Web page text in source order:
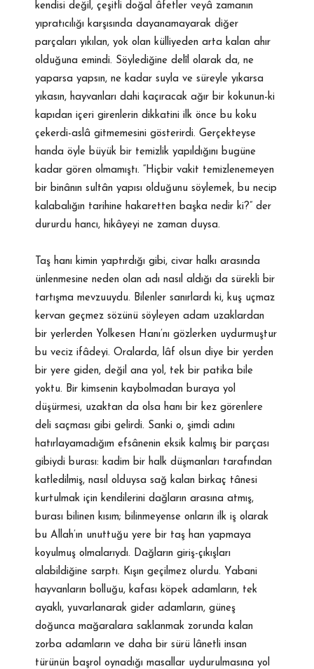
kendisi değil, çeşitli doğal âfetler veyâ zamanın
yıpratıcılığı karşısında dayanamayarak diğer
parçaları yıkılan, yok olan külliyeden arta kalan ahır
olduğuna emindi. Söylediğine delîl olarak da, ne
yaparsa yapsın, ne kadar suyla ve süreyle yıkarsa
yıkasın, hayvanları dahi kaçıracak ağır bir kokunun-ki
kapıdan içeri girenlerin dikkatini ilk önce bu koku
çekerdi-aslâ gitmemesini gösterirdi. Gerçekteyse
handa öyle büyük bir temizlik yapıldığını bugüne
kadar gören olmamıştı. “Hiçbir vakit temizlenemeyen
bir binânın sultân yapısı olduğunu söylemek, bu necip
kalabalığın tarihine hakaretten başka nedir ki?” der
dururdu hancı, hikâyeyi ne zaman duysa.
Taş hanı kimin yaptırdığı gibi, civar halkı arasında
ünlenmesine neden olan adı nasıl aldığı da sürekli bir
tartışma mevzuuydu. Bilenler sanırlardı ki, kuş uçmaz
kervan geçmez sözünü söyleyen adam uzaklardan
bir yerlerden Yolkesen Hanı’nı gözlerken uydurmuştur
bu veciz ifâdeyi. Oralarda, lâf olsun diye bir yerden
bir yere giden, değil ana yol, tek bir patika bile
yoktu. Bir kimsenin kaybolmadan buraya yol
düşürmesi, uzaktan da olsa hanı bir kez görenlere
deli saçması gibi gelirdi. Sanki o, şimdi adını
hatırlayamadığım efsânenin eksik kalmış bir parçası
gibiydi burası: kadim bir halk düşmanları tarafından
katledilmiş, nasıl olduysa sağ kalan birkaç tânesi
kurtulmak için kendilerini dağların arasına atmış,
burası bilinen kısım; bilinmeyense onların ilk iş olarak
bu Allah’ın unuttuğu yere bir taş han yapmaya
koyulmuş olmalarıydı. Dağların giriş-çıkışları
alabildiğine sarptı. Kışın geçilmez olurdu. Yabani
hayvanların bolluğu, kafası köpek adamların, tek
ayaklı, yuvarlanarak gider adamların, güneş
doğunca mağaralara saklanmak zorunda kalan
zorba adamların ve daha bir sürü lânetli insan
türünün başrol oynadığı masallar uydurulmasına yol